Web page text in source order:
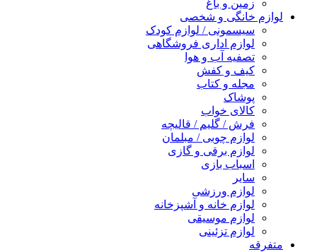
زمین و باغ
لوازم خانگی و شخصی
سیسمونی / لوازم کودک
لوازم اداری فروشگاهی
تصفیه آب و هوا
کیف و کفش
مجله و کتاب
پوشاک
کالای خواب
فرش / گلیم / قالیچه
لوازم چوبی / مبلمان
لوازم برقی و گازی
اسباب بازی
سایر
لوازم ورزشی
لوازم خانه و آشپزخانه
لوازم موسیقی
لوازم تزئینی
متفرقه